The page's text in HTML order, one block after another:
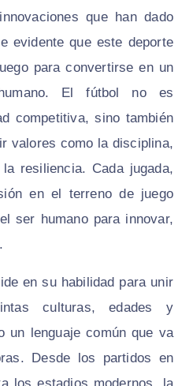
que han dado
evidente que este deporte
para convertirse en un
El fútbol no es
competitiva, sino también
valores como la disciplina,
resiliencia. Cada jugada,
en el terreno de juego
ser humano para innovar,
en su habilidad para unir
culturas, edades y
un lenguaje común que va
Desde los partidos en